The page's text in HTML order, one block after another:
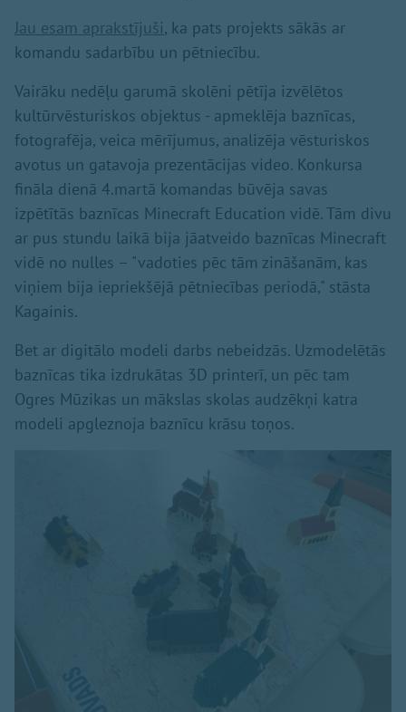
Jau esam aprakstījuši, ka pats projekts sākās ar
komandu sadarbību un pētniecību.
Vairāku nedēļu garumā skolēni pētīja izvēlētos
kultūrvēsturiskos objektus - apmeklēja baznīcas,
fotografēja, veica mērījumus, analizēja vēsturiskos
avotus un gatavoja prezentācijas video. Konkursa
fināla dienā 4.martā komandas būvēja savas
izpētītās baznīcas Minecraft Education vidē. Tām divu
ar pus stundu laikā bija jāatveido baznīcas Minecraft
vidē no nulles – "vadoties pēc tām zināšanām, kas
viņiem bija iepriekšējā pētniecības periodā," stāsta
Kagainis.
Bet ar digitālo modeli darbs nebeidzās. Uzmodelētās
baznīcas tika izdrukātas 3D printerī, un pēc tam
Ogres Mūzikas un mākslas skolas audzēkņi katra
modeli apgleznoja baznīcu krāsu toņos.